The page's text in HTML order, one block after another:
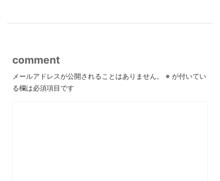
comment
メールアドレスが公開されることはありません。 ※ が付いてい
る欄は必須項目です